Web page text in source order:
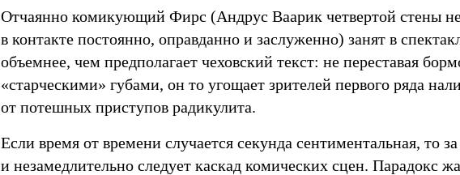
Отчаянно комикующий Фирс (Андрус Ваарик четвертой стены
в контакте постоянно, оправданно и заслуженно) занят в
объемнее, чем предполагает чеховский текст: не переставая
«старческими» губами, он то угощает зрителей первого ряда
от потешных приступов радикулита.
Если время от времени случается секунда сентиментальная, то
и незамедлительно следует каскад комических сцен. Парадокс